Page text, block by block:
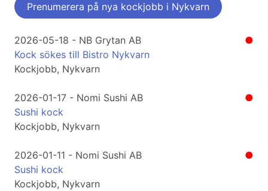
Prenumerera på nya kockjobb i Nykvarn
●
2026-05-18 - NB Grytan AB
Kock sökes till Bistro Nykvarn
Kockjobb, Nykvarn
●
2026-01-17 - Nomi Sushi AB
Sushi kock
Kockjobb, Nykvarn
●
2026-01-11 - Nomi Sushi AB
Sushi kock
Kockjobb, Nykvarn